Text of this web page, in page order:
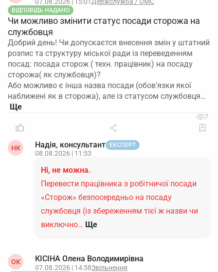
ВІДПОВІДЬ НАДАНО
Чи можливо змінити статус посади сторожа на
службовця
Добрий день! Чи допускаєтся внесення змін у штатний
розпис та структуру міської ради із переведенням
посад: посада сторож ( техн. працівник) на посаду
сторожа( як службовця)?
Або можливо є інша назва посади (обов'язки якої
наближені як в сторожа), але із статусом службовця…
7
НК Надія, консультант ЕКСПЕРТ
08.08.2026 | 11:53
Ні, не можна.
Перевести працівника з робітничої посади
«Сторож» безпосередньо на посаду
службовця (із збереженням тієї ж назви чи
виключно… Ще
ОК КІСІНА Олена Володимирівна
07.08.2026 | 14:58Звільнення